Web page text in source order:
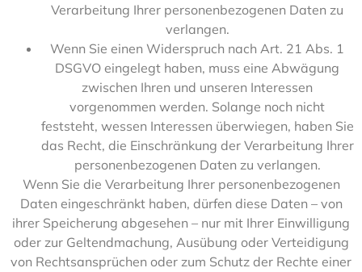
Verarbeitung Ihrer personenbezogenen Daten zu
verlangen.
Wenn Sie einen Widerspruch nach Art. 21 Abs. 1
DSGVO eingelegt haben, muss eine Abwägung
zwischen Ihren und unseren Interessen
vorgenommen werden. Solange noch nicht
feststeht, wessen Interessen überwiegen, haben Sie
das Recht, die Einschränkung der Verarbeitung Ihrer
personenbezogenen Daten zu verlangen.
Wenn Sie die Verarbeitung Ihrer personenbezogenen
Daten eingeschränkt haben, dürfen diese Daten – von
ihrer Speicherung abgesehen – nur mit Ihrer Einwilligung
oder zur Geltendmachung, Ausübung oder Verteidigung
von Rechtsansprüchen oder zum Schutz der Rechte einer